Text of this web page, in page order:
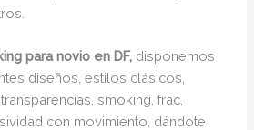
para novio en DF, disponemos
diseños, estilos clásicos,
smoking, frac,
con movimiento, dándote